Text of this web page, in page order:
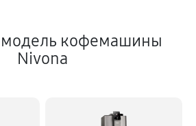
кофемашины
Nivona